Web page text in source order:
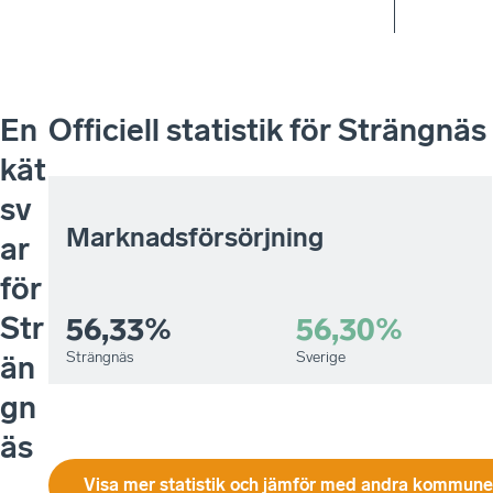
En
kät
sv
ar
för
Str
än
gn
äs
Officiell statistik förSträngnäs
Marknadsförsörjning
56,33%
Strängnäs
56,30%
Sverige
Visa mer statistik och jämför med andra